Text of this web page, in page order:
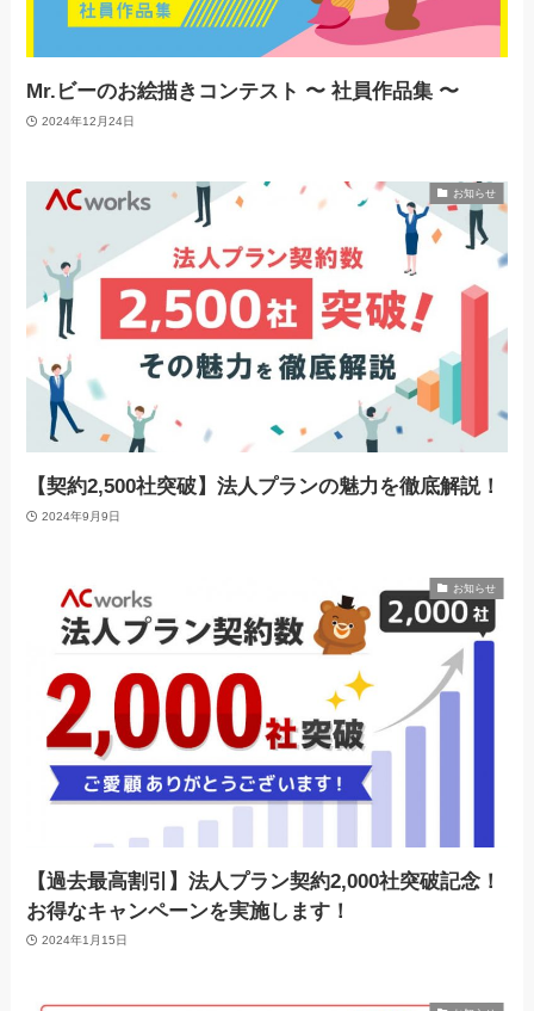
Mr.ビーのお絵描きコンテスト 〜 社員作品集 〜
2024年12月24日
お知らせ
【契約2,500社突破】法人プランの魅力を徹底解説！
2024年9月9日
お知らせ
【過去最高割引】法人プラン契約2,000社突破記念！
お得なキャンペーンを実施します！
2024年1月15日